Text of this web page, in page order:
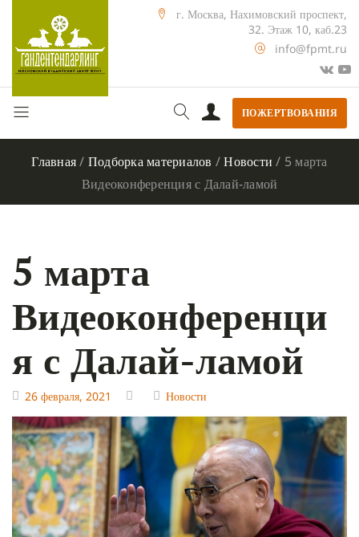
г. Москва, Нахимовский проспект,
32. Этаж 10, каб.23
info@fpmt.ru
ПОЖЕРТВОВАНИЯ
Главная/ Подборка материалов /Новости / 5 марта
Видеоконференция с Далай-ламой
5 марта
Видеоконференци
я с Далай-ламой
26 февраля, 2021 Новости